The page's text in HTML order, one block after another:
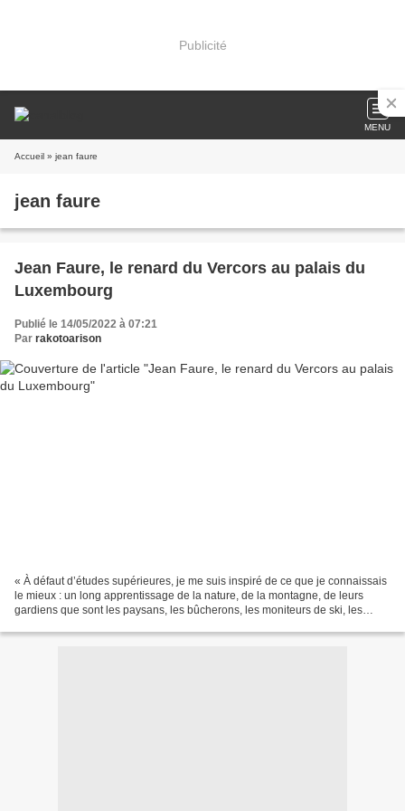
Publicité
MENU
Accueil » jean faure
jean faure
Jean Faure, le renard du Vercors au palais du
Luxembourg
Publié le 14/05/2022 à 07:21
Par rakotoarison
« À défaut d’études supérieures, je me suis inspiré de ce que je connaissais
le mieux : un long apprentissage de la nature, de la montagne, de leurs
gardiens que sont les paysans, les bûcherons, les moniteurs de ski, les